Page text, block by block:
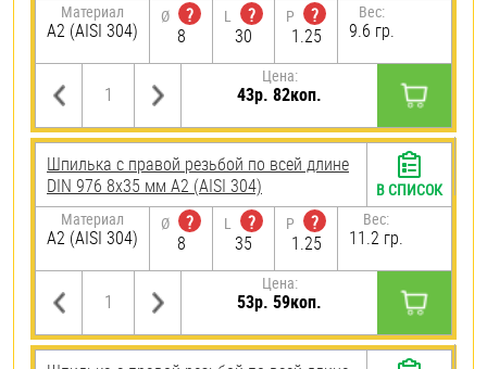
Материал
А2 (AISI 304)
Ø
?
8
L
?
30
P
?
1.25
Вес:
9.6 гр.
Цена:
43р. 82коп.
Шпилька с правой резьбой по всей длине
DIN 976 8х35 мм А2 (AISI 304)
Материал
А2 (AISI 304)
Ø
?
8
L
?
35
P
?
1.25
Вес:
11.2 гр.
Цена:
53р. 59коп.
В СПИСОК